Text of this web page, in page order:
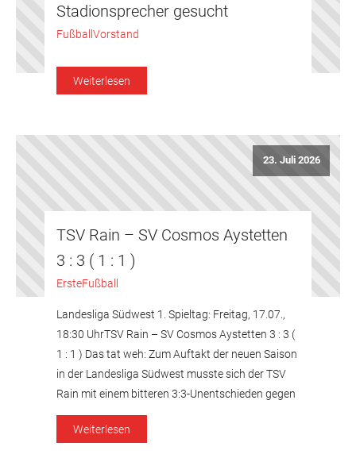
Stadionsprecher gesucht
Fußball Vorstand
Weiterlesen
23. Juli 2026
TSV Rain – SV Cosmos Aystetten
3 : 3 ( 1 : 1 )
ErsteFußball
Landesliga Südwest 1. Spieltag: Freitag, 17.07.,
18:30 UhrTSV Rain – SV Cosmos Aystetten 3 : 3 (
1 : 1 ) Das tat weh: Zum Auftakt der neuen Saison
in der Landesliga Südwest musste sich der TSV
Rain mit einem bitteren 3:3-Unentschieden gegen
den SV Cosmos Aystetten begnügen. Die
Blumenstädter sahen lange wie der sichere […]
Weiterlesen